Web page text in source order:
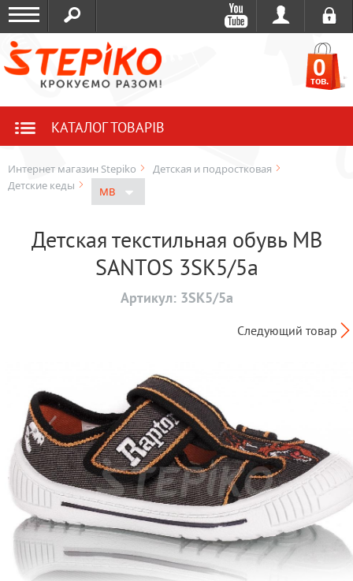
0
тов.
КАТАЛОГ ТОВАРІВ
Интернет магазин Stepiko
Детская и подростковая
Детские кеды
MB
Детская текстильная обувь MB
SANTOS 3SK5/5a
Артикул: 3SK5/5a
Следующий товар